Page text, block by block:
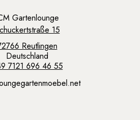
Gartenlounge
15
Reutlingen
Deutschland
7121 696 46 55